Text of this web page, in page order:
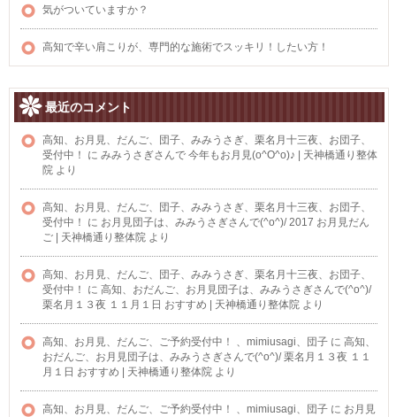
気がついていますか？
高知で辛い肩こりが、専門的な施術でスッキリ！したい方！
最近のコメント
高知、お月見、だんご、団子、みみうさぎ、栗名月十三夜、お団子、
受付中！
に みみうさぎさんで 今年もお月見(o^O^o)♪ | 天神橋通り整体
院 より
高知、お月見、だんご、団子、みみうさぎ、栗名月十三夜、お団子、
受付中！
に お月見団子は、みみうさぎさんで(^o^)/ 2017 お月見だん
ご | 天神橋通り整体院 より
高知、お月見、だんご、団子、みみうさぎ、栗名月十三夜、お団子、
受付中！
に 高知、おだんご、お月見団子は、みみうさぎさんで(^o^)/
栗名月１３夜 １１月１日 おすすめ | 天神橋通り整体院 より
高知、お月見、だんご、ご予約受付中！ 、mimiusagi、団子 に 高知、
おだんご、お月見団子は、みみうさぎさんで(^o^)/ 栗名月１３夜 １１
月１日 おすすめ | 天神橋通り整体院 より
高知、お月見、だんご、ご予約受付中！ 、mimiusagi、団子 に お月見